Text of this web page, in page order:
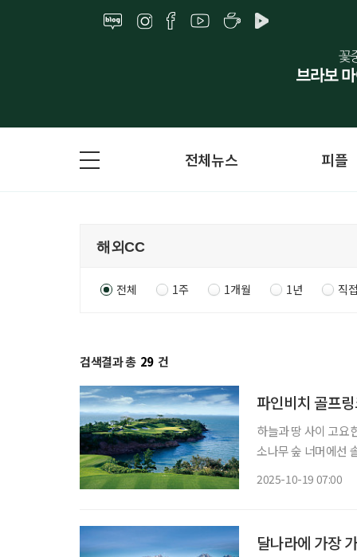
전체뉴스 피플
전체 1주 1개월 1년 직
검색결과 총 29 건
파인비치 골프
하늘과 땅 사이 고요
소나무 숲 너머에선
2025-10-19 07:00
달나라에 가장